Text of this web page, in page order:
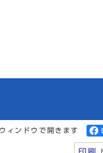
ィンドウで開きます